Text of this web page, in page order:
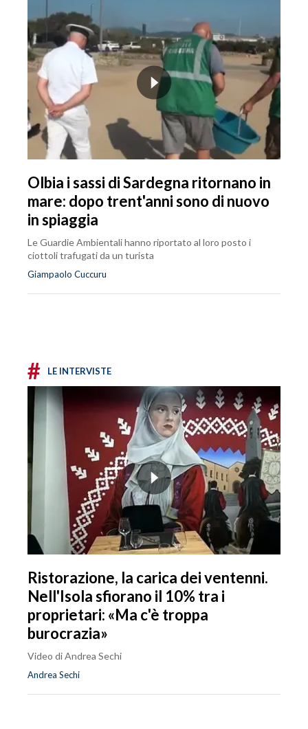
Olbia i sassi di Sardegna ritornano in
mare: dopo trent'anni sono di nuovo
in spiaggia
Le Guardie Ambientali hanno riportato al loro posto i
ciottoli trafugati da un turista
Giampaolo Cuccuru
# LE INTERVISTE
Ristorazione, la carica dei ventenni.
Nell'Isola sfiorano il 10% tra i
proprietari: «Ma c'è troppa
burocrazia»
Video di Andrea Sechi
Andrea Sechi